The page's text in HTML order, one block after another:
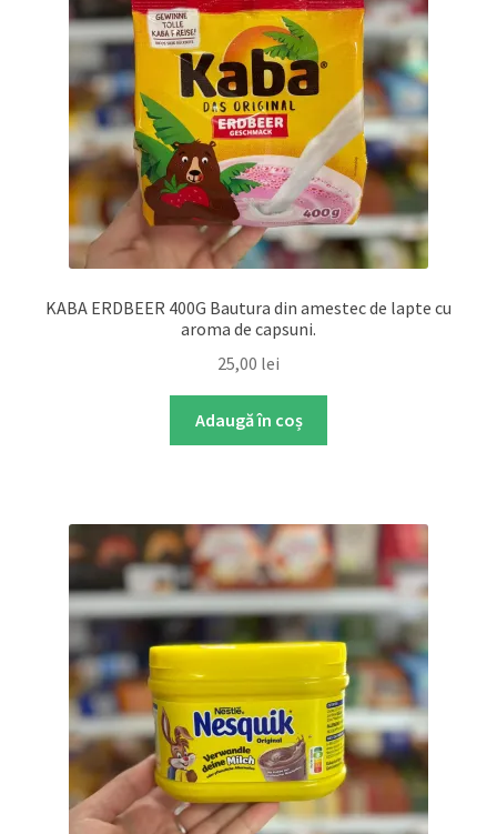
KABA ERDBEER 400G Bautura din amestec de lapte cu
aroma de capsuni.
25,00 lei
Adaugă în coș